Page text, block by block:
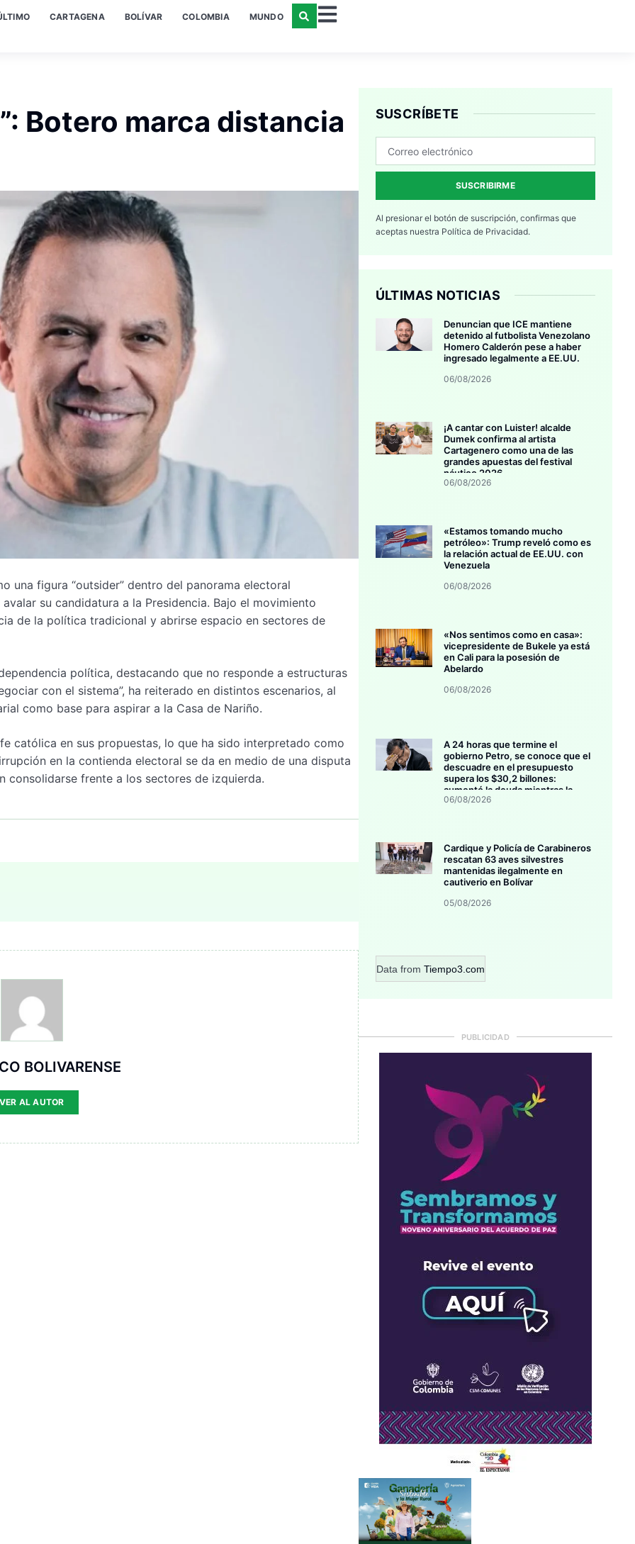
CARTAGENA BOLÍVAR COLOMBIA MUNDO
Botero marca distancia
una figura “outsider” dentro del panorama electoral
su candidatura a la Presidencia. Bajo el movimiento
de la política tradicional y abrirse espacio en sectores de
política, destacando que no responde a estructuras
con el sistema”, ha reiterado en distintos escenarios, al
como base para aspirar a la Casa de Nariño.
católica en sus propuestas, lo que ha sido interpretado como
en la contienda electoral se da en medio de una disputa
consolidarse frente a los sectores de izquierda.
BOLIVARENSE
VER AL AUTOR
SUSCRÍBETE
SUSCRIBIRME
Al presionar el botón de suscripción, confirmas que
aceptas nuestra Política de Privacidad.
ÚLTIMAS NOTICIAS
Denuncian que ICE mantiene
detenido al futbolista Venezolano
Homero Calderón pese a haber
ingresado legalmente a EE.UU.
06/08/2026
¡A cantar con Luister! alcalde
Dumek confirma al artista
Cartagenero como una de las
grandes apuestas del festival
náutico 2026
06/08/2026
«Estamos tomando mucho
petróleo»: Trump reveló como es
la relación actual de EE.UU. con
Venezuela
06/08/2026
«Nos sentimos como en casa»:
vicepresidente de Bukele ya está
en Cali para la posesión de
Abelardo
06/08/2026
A 24 horas que termine el
gobierno Petro, se conoce que el
descuadre en el presupuesto
supera los $30,2 billones:
aumentó la deuda mientras la
inversión se estanca
06/08/2026
Cardique y Policía de Carabineros
rescatan 63 aves silvestres
mantenidas ilegalmente en
cautiverio en Bolívar
05/08/2026
Data from Tiempo3.com
PUBLICIDAD